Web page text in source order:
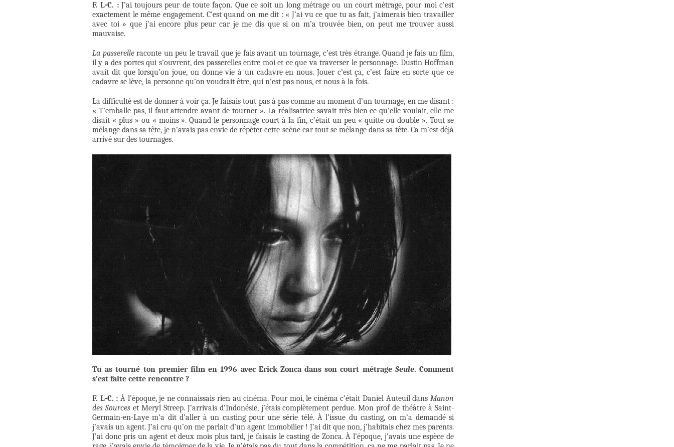
F. L-C. : J’ai toujours peur de toute façon. Que ce soit un long métrage ou un court métrage, pour moi c’est
exactement le même engagement. C’est quand on me dit : « J’ai vu ce que tu as fait, j’aimerais bien travailler
avec toi » que j’ai encore plus peur car je me dis que si on m’a trouvée bien, on peut me trouver aussi
mauvaise.
La passerelleraconte un peu le travail que je fais avant un tournage, c’est très étrange. Quand je fais un film,
il y a des portes qui s’ouvrent, des passerelles entre moi et ce que va traverser le personnage. Dustin Hoffman
avait dit que lorsqu’on joue, on donne vie à un cadavre en nous. Jouer c’est ça, c’est faire en sorte que ce
cadavre se lève, la personne qu’on voudrait être, qui n’est pas nous, et nous à la fois.
La difficulté est de donner à voir ça. Je faisais tout pas à pas comme au moment d’un tournage, en me disant :
« T’emballe pas, il faut attendre avant de tourner ». La réalisatrice savait très bien ce qu’elle voulait, elle me
disait « plus » ou « moins ». Quand le personnage court à la fin, c’était un peu « quitte ou double ». Tout se
mélange dans sa tête, je n’avais pas envie de répéter cette scène car tout se mélange dans sa tête. Ca m’est déjà
arrivé sur des tournages.
Tu as tourné ton premier film en 1996 avec Erick Zonca dans son court métrage Seule. Comment
s’est faite cette rencontre ?
F. L-C. : À l’époque, je ne connaissais rien au cinéma. Pour moi, le cinéma c’était Daniel Auteuil dansManon
des Sourceset Meryl Streep. J’arrivais d’Indonésie, j’étais complètement perdue. Mon prof de théâtre à Saint-
Germain-en-Laye m’a dit d’aller à un casting pour une série télé. À l’issue du casting, on m’a demandé si
j’avais un agent. J’ai cru qu’on me parlait d’un agent immobilier ! J’ai dit que non, j’habitais chez mes parents.
J’ai donc pris un agent et deux mois plus tard, je faisais le casting de Zonca. À l’époque, j’avais une espèce de